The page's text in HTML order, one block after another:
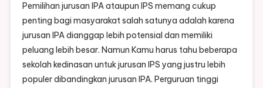
Pemilihan jurusan IPA ataupun IPS memang cukup
penting bagi masyarakat salah satunya adalah karena
jurusan IPA dianggap lebih potensial dan memiliki
peluang lebih besar. Namun Kamu harus tahu beberapa
sekolah kedinasan untuk jurusan IPS yang justru lebih
populer dibandingkan jurusan IPA. Perguruan tinggi